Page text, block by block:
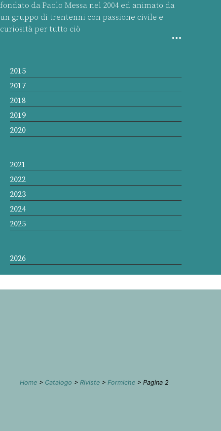
fondato da Paolo Messa nel 2004 ed animato da
un gruppo di trentenni con passione civile e
curiosità per tutto ciò
2015
2017
2018
2019
2020
2021
2022
2023
2024
2025
2026
Home > Catalogo > Riviste > Formiche > Pagina 2